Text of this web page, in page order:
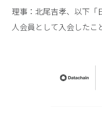
理事：北尾吉孝、以下「
人会員として入会したこ